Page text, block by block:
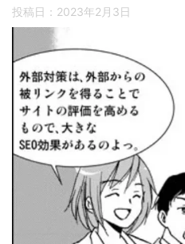
投稿日： 2023年2月3日